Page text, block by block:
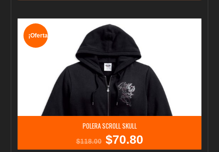
$128.00.
¡Oferta!
POLERA SCROLL SKULL
$118.00
El
$70.80El